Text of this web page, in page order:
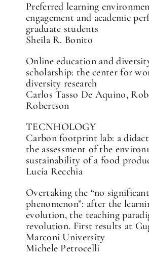
Preferred learning
engagement and academic
graduate students
Sheila R. Bonito
Online education and
scholarship: the center for
diversity research
Carlos Tasso De Aquino,
Robertson
TECNHOLOGY
Carbon footprint lab: a
the assessment of the
sustainability of a food
Lucia Recchia
Overtaking the “no
phenomenon”: after the
evolution, the teaching
revolution. First results at
Marconi University
Michele Petrocelli